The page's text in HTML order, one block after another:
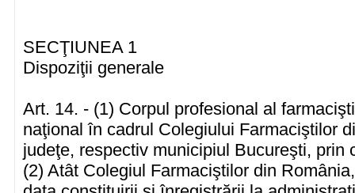
SECŢIUNEA 1
Dispoziţii generale
Art. 14. - (1) Corpul profesional al
naţional în cadrul Colegiului Farmaciştilor
judeţe, respectiv municipiul Bucureşti, prin
(2) Atât Colegiul Farmaciştilor din